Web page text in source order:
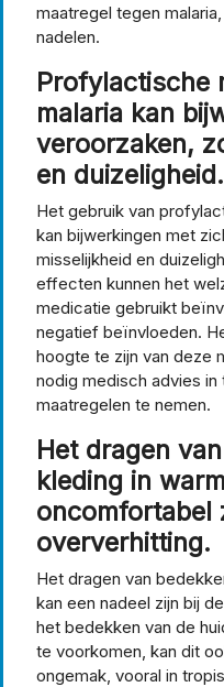
maatregel tegen
nadelen.
Profylactische
malaria kan
veroorzaken,
en duizeligheid.
Het gebruik van
kan bijwerkingen met
misselijkheid en
effecten kunnen het
medicatie gebruikt
negatief beïnvloeden.
hoogte te zijn van deze
nodig medisch advies
maatregelen te nemen.
Het dragen
kleding in
oncomfortabel
oververhitting.
Het dragen van
kan een nadeel zijn bij
het bedekken van de
te voorkomen, kan dit
ongemak, vooral in